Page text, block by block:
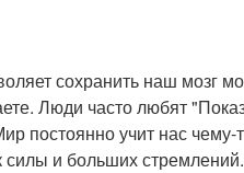
сохранить наш мозг
Люди часто любят
постоянно учит нас
силы и больших стремлений.